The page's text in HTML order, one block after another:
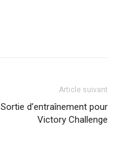
Article suivant
Sortie d’entraînement pour
Victory Challenge